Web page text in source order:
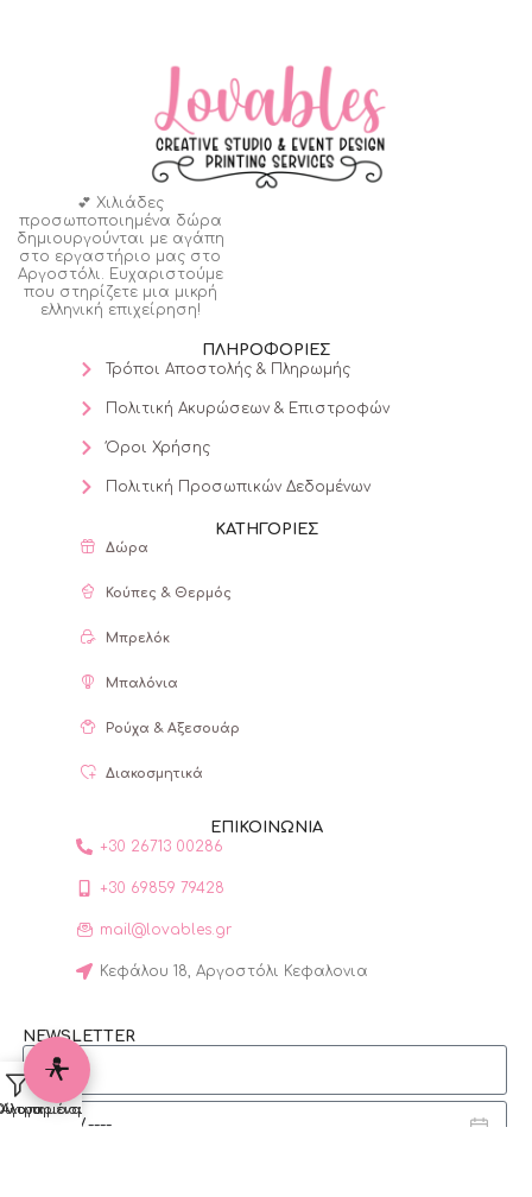
💕 Χιλιάδες
προσωποποιημένα δώρα
δημιουργούνται με αγάπη
στο εργαστήριο μας στο
Αργοστόλι. Ευχαριστούμε
που στηρίζετε μια μικρή
ελληνική επιχείρηση!
ΠΛΗΡΟΦΟΡΙΕΣ
Τρόποι Αποστολής & Πληρωμής
Πολιτική Ακυρώσεων & Επιστροφών
Όροι Χρήσης
Πολιτική Προσωπικών Δεδομένων
ΚΑΤΗΓΟΡΙΕΣ
Δώρα
Κούπες & Θερμός
Μπρελόκ
Μπαλόνια
Ρούχα & Αξεσουάρ
Διακοσμητικά
ΕΠΙΚΟΙΝΩΝΙΑ
+30 26713 00286
+30 69859 79428
mail@lovables.gr
Κεφάλου 18, Αργοστόλι Κεφαλονια
NEWSLETTER
Αγαπημένα
λογαριασμός μου